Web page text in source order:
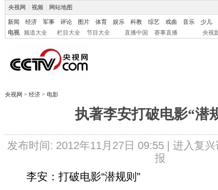
央视网 视频 网站地图
新闻 经济 军事 评论 图片 体育 娱乐 科教 综艺 戏曲 音乐
少儿
电视
频道大全 栏目大全 节目大全 直播中国 赛事直播 央视
央视网 > 经济 > 电影
执著李安打破电影“潜
发布时间: 2012年11月27日 09:55 | 进入复兴
报
李安：打破电影“潜规则”